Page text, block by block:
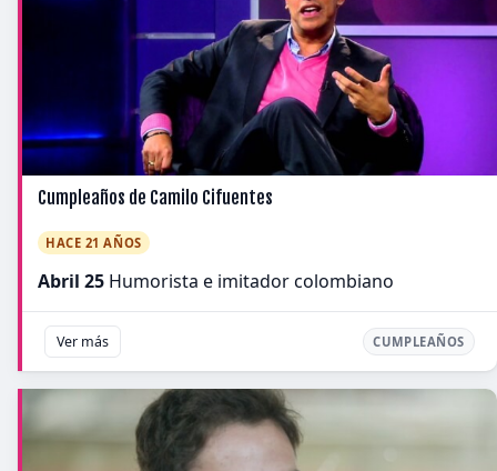
Cumpleaños de Camilo Cifuentes
HACE 21 AÑOS
Abril 25 Humorista e imitador colombiano
Ver más CUMPLEAÑOS